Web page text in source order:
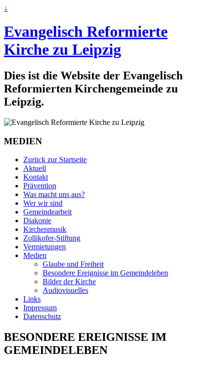
↓
Evangelisch Reformierte
Kirche zu Leipzig
Dies ist die Website der Evangelisch
Reformierten Kirchengemeinde zu
Leipzig.
MEDIEN
Zurück zur Startseite
Aktuell
Kontakt
Prävention
Was macht uns aus?
Wer wir sind
Gemeindearbeit
Diakonie
Kirchenmusik
Zollikofer-Stiftung
Vermietungen
Medien
Glaube und Freiheit
Besondere Ereignisse im Gemeindeleben
Bilder der Kirche
Audiovisuelles
Links
Impressum
Datenschutz
BESONDERE EREIGNISSE IM
GEMEINDELEBEN